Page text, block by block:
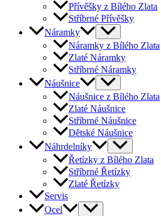
Přívěšky z Bílého Zlata
Stříbrné Přívěšky
Náramky
Náramky z Bílého Zlata
Zlaté Náramky
Stříbrné Náramky
Náušnice
Náušnice z Bílého Zlata
Zlaté Náušnice
Stříbrné Náušnice
Dětské Náušnice
Náhrdelníky
Řetízky z Bílého Zlata
Stříbrné Řetízky
Zlaté Řetízky
Servis
Ocel